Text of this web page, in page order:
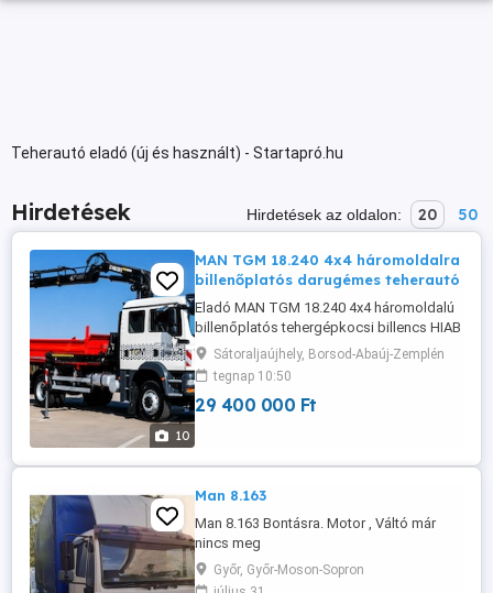
Teherautó eladó (új és használt) - Startapró.hu
Hirdetések Hirdetések az oldalon: 20 50
10
MAN TGM 18.240 4x4 háromoldalra
billenőplatós darugémes teherautó
Eladó MAN TGM 18.240 4x4 háromoldalú
billenőplatós tehergépkocsi billencs HIAB
200C hidraulikus daruval Eladásra kínálok
egy MAN TGM 18.240 tehergépkocsit
háromoldalú billenőplatós kivitelben, 4x4
összkerékhajtással, valamint HIAB 200C
Sátoraljaújhely, Borsod-Abaúj-Zemplén
tegnap 10:50
29 400 000 Ft
Man 8.163
Man 8.163 Bontásra. Motor , Váltó már
nincs meg
Győr, Győr-Moson-Sopron